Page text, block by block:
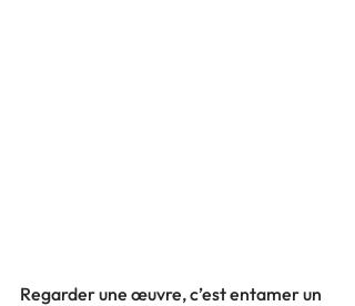
Regarder une œuvre, c’est entamer un